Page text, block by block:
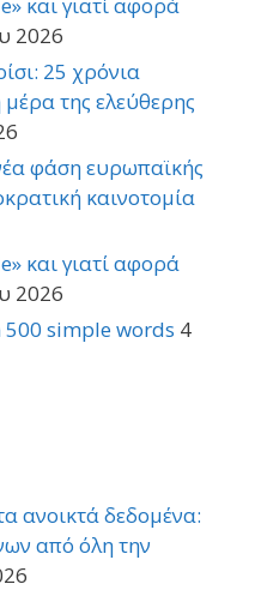
και γιατί αφορά
2026
25 χρόνια
της ελεύθερης
φάση ευρωπαϊκής
καινοτομία
και γιατί αφορά
2026
simple words 4
ανοικτά δεδομένα:
από όλη την